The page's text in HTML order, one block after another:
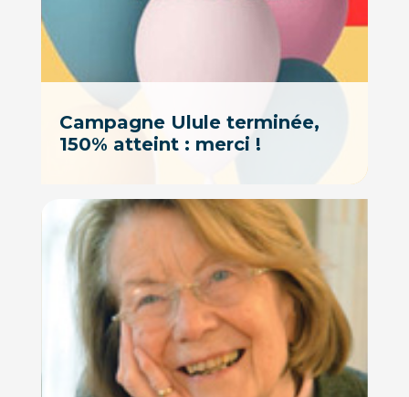
Campagne Ulule terminée,
150% atteint : merci !